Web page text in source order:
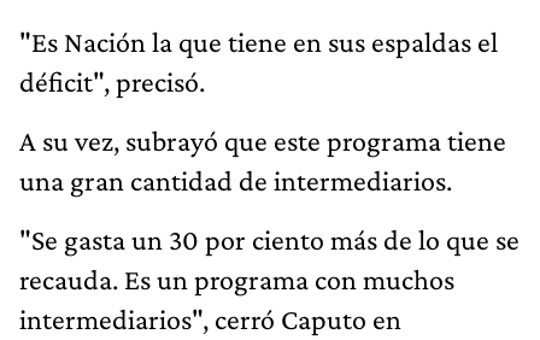
"Es Nación la que tiene en sus espaldas el
déficit", precisó.
A su vez, subrayó que este programa tiene
una gran cantidad de intermediarios.
"Se gasta un 30 por ciento más de lo que se
recauda. Es un programa con muchos
intermediarios", cerró Caputo en